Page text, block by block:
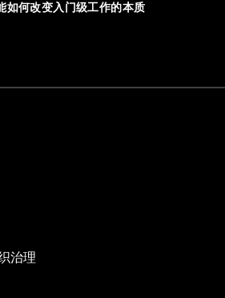
如何改变入门级工作的本质
治理